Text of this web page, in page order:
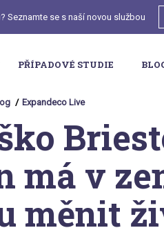
Seznamte se s naší novou službou
PŘÍPADOVÉ STUDIE
Expandeco Live
má v
měnit